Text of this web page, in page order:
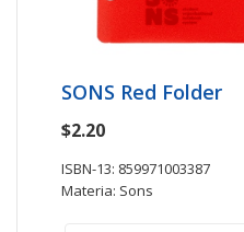
SONS Red Folder
$2.20
ISBN-13: 859971003387
Materia: Sons